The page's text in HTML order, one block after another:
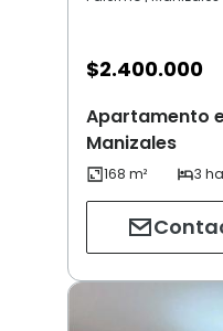
$2.400.000
Apartamento
Manizales